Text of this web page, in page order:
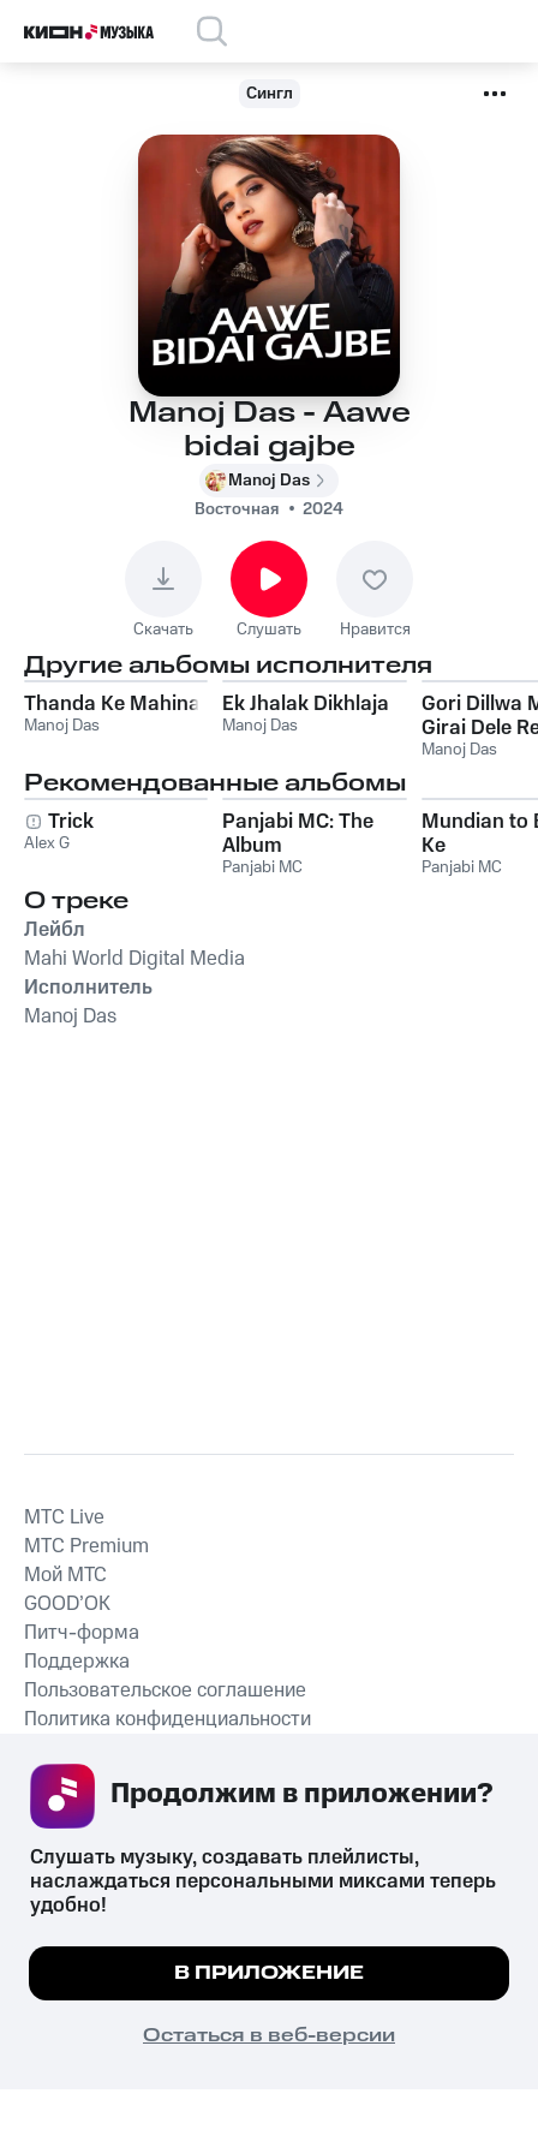
Сингл
Manoj Das - Aawe
bidai gajbe
Manoj Das
Восточная
2024
Скачать Слушать Нравится
Другие альбомы исполнителя
Thanda Ke Mahina
Manoj Das
Ek Jhalak Dikhlaja
Manoj Das
Gori Dillwa
Girai Dele
Manoj Das
Рекомендованные альбомы
Trick
Alex G
Panjabi MC: The
Album
Panjabi MC
Mundian to
Ke
Panjabi MC
О треке
Лейбл
Mahi World Digital Media
Исполнитель
Manoj Das
СКАЧАТЬ ПРИЛОЖЕНИЕ
MTС Live
MTС Premium
Мой МТС
GOOD’OK
Питч-форма
Поддержка
Пользовательское соглашение
Политика конфиденциальности
психотропных веществ, их аналогов причиняет вред здоровью,
их незаконный оборот запрещён и влечёт установленную
законодательством ответственность.
© 2026 ООО «КИОН».
Все права защищены
Мы используем куки, чтобы на сайте все
Подробнее
ПОНЯТНО
Слушать музыку, создавать плейлисты,
наслаждаться персональными миксами теперь
удобно!
В ПРИЛОЖЕНИЕ
Остаться в веб-версии